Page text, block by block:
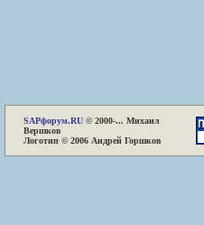
SAPфорум.RU © 2000-... Михаил
Вершков
Логотип © 2006 Андрей Горшков